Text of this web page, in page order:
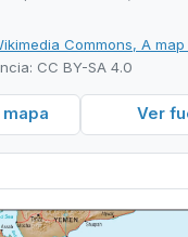
Commons, A
CC BY-SA 4.0
Ver